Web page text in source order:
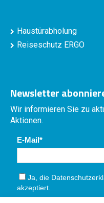
Haustürabholung
Reiseschutz ERGO
Newsletter
Wir informieren Sie zu
Aktionen.
E-Mail
Ja, die
akzeptiert.